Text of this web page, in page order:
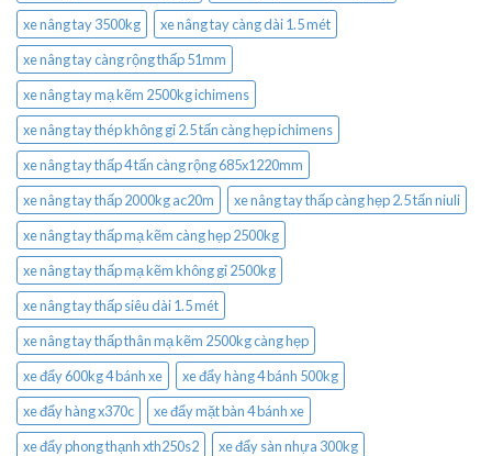
xe nâng tay 3500kg
xe nâng tay càng dài 1.5 mét
xe nâng tay càng rộng thấp 51mm
xe nâng tay mạ kẽm 2500kg ichimens
xe nâng tay thép không gỉ 2.5 tấn càng hẹp ichimens
xe nâng tay thấp 4 tấn càng rộng 685x1220mm
xe nâng tay thấp 2000kg ac20m
xe nâng tay thấp càng hẹp 2.5 tấn niuli
xe nâng tay thấp mạ kẽm càng hẹp 2500kg
xe nâng tay thấp mạ kẽm không gỉ 2500kg
xe nâng tay thấp siêu dài 1.5 mét
xe nâng tay thấp thân mạ kẽm 2500kg càng hẹp
xe đẩy 600kg 4 bánh xe
xe đẩy hàng 4 bánh 500kg
xe đẩy hàng x370c
xe đẩy mặt bàn 4 bánh xe
xe đẩy phong thạnh xth250s2
xe đẩy sàn nhựa 300kg